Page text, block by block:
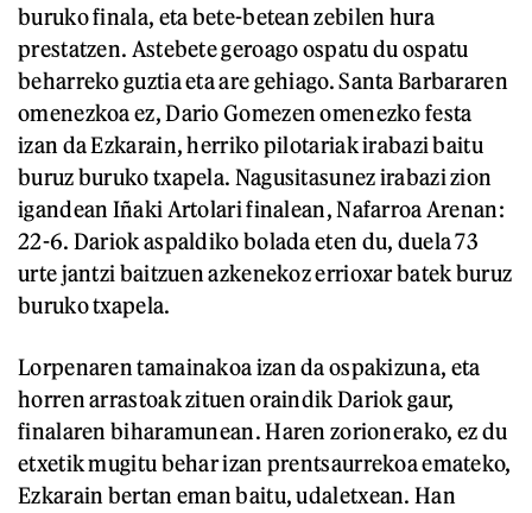
buruko finala, eta bete-betean zebilen hura
prestatzen. Astebete geroago ospatu du ospatu
beharreko guztia eta are gehiago. Santa Barbararen
omenezkoa ez, Dario Gomezen omenezko festa
izan da Ezkarain, herriko pilotariak irabazi baitu
buruz buruko txapela. Nagusitasunez irabazi zion
igandean Iñaki Artolari finalean, Nafarroa Arenan:
22-6. Dariok aspaldiko bolada eten du, duela 73
urte jantzi baitzuen azkenekoz errioxar batek buruz
buruko txapela.
Lorpenaren tamainakoa izan da ospakizuna, eta
horren arrastoak zituen oraindik Dariok gaur,
finalaren biharamunean. Haren zorionerako, ez du
etxetik mugitu behar izan prentsaurrekoa emateko,
Ezkarain bertan eman baitu, udaletxean. Han